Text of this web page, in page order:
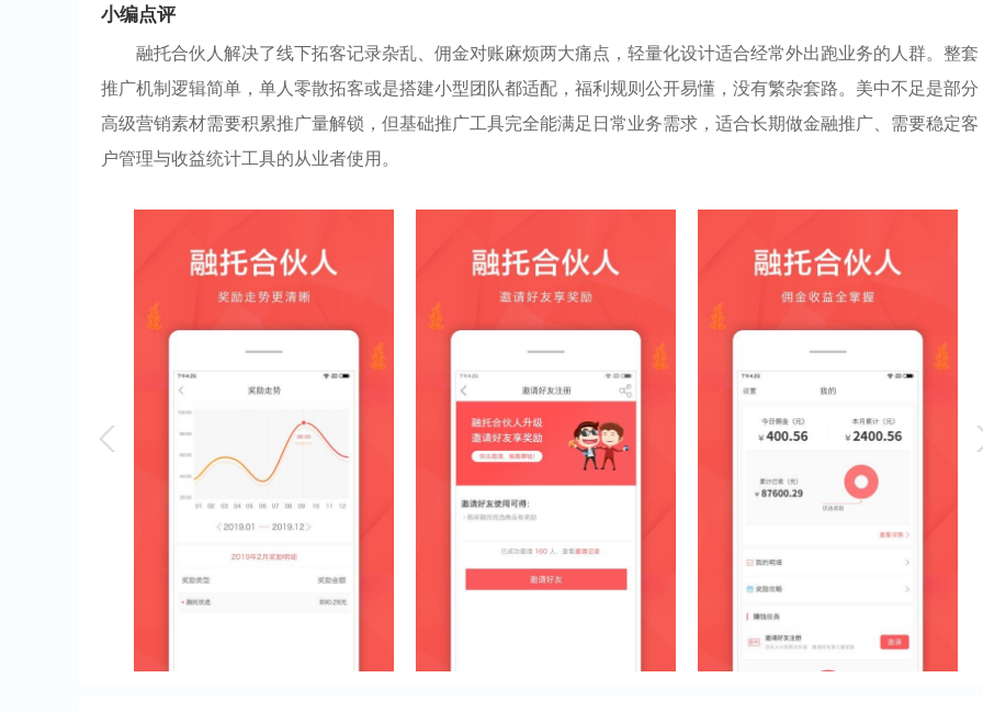
小编点评
融托合伙人解决了线下拓客记录杂乱、佣金对账麻烦两大痛点，轻量化设计适合经常外出跑业务的人群。整套
推广机制逻辑简单，单人零散拓客或是搭建小型团队都适配，福利规则公开易懂，没有繁杂套路。美中不足是部分
高级营销素材需要积累推广量解锁，但基础推广工具完全能满足日常业务需求，适合长期做金融推广、需要稳定客
户管理与收益统计工具的从业者使用。